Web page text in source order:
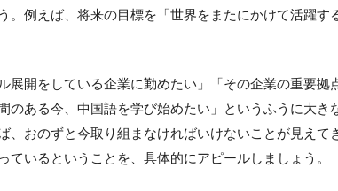
。例えば、将来の目標を「世界をまたにかけて活躍す
展開をしている企業に勤めたい」「その企業の重要拠
のある今、中国語を学び始めたい」というふうに大き
、おのずと今取り組まなければいけないことが見えて
ているということを、具体的にアピールしましょう。